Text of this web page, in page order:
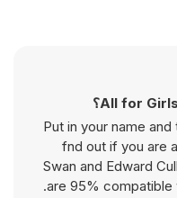
Put in your name
fnd out if you are
Swan and Edward
are 95% compatible